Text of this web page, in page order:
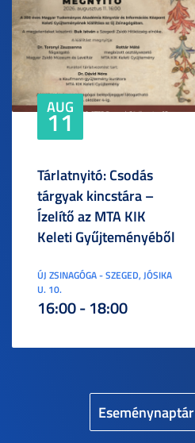
Eseménynaptár
AUG
11
Tárlatnyitó: Csodás
tárgyak kincstára –
Ízelítő az MTA KIK
Keleti Gyűjteményéből
ÚJ ZSINAGÓGA - SZEGED, JÓSIKA
U. 10.
16:00 - 18:00